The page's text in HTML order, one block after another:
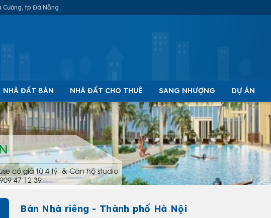
Cường, tp Đà Nẵng
NHÀ ĐẤT BÁN NHÀ ĐẤT CHO THUÊ SANG NHƯỢNG DỰ ÁN
có giá từ 4 tỷ & Căn hộ studio
47 12 39
Bán Nhà riêng - Thành phố Hà Nội